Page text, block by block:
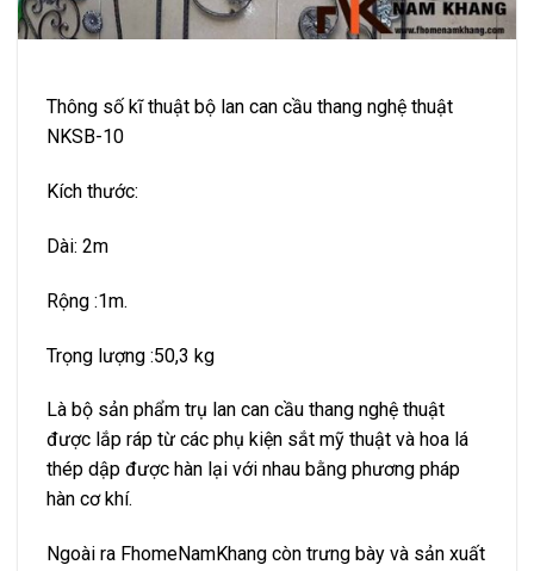
Thông số kĩ thuật bộ lan can cầu thang nghệ thuật
NKSB-10
Kích thước:
Dài: 2m
Rộng :1m.
Trọng lượng :50,3 kg
Là bộ sản phẩm trụ lan can cầu thang nghệ thuật
được lắp ráp từ các phụ kiện sắt mỹ thuật và hoa lá
thép dập được hàn lại với nhau bằng phương pháp
hàn cơ khí.
Ngoài ra FhomeNamKhang còn trưng bày và sản xuất